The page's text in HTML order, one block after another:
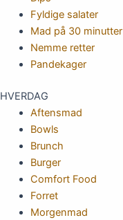
Fyldige salater
Mad på 30 minutter
Nemme retter
Pandekager
HVERDAG
Aftensmad
Bowls
Brunch
Burger
Comfort Food
Forret
Morgenmad